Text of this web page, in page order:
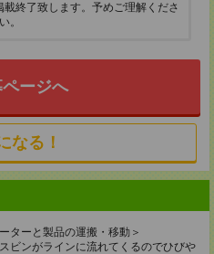
終了致します。予めご理解くださ
い。
ージへ
なる！
ターと製品の運搬・移動＞
ビンがラインに流れてくるのでひびや